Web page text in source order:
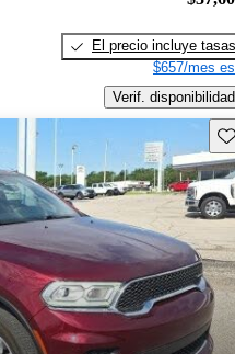
El precio incluye tasas
$657/mes
Verif. disponibilidad